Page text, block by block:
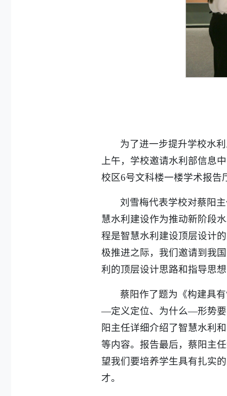
为了进一步提升学校水
上午，学校邀请水利部信息
校区6号文科楼一楼学术报告
刘雪梅代表学校对蔡阳
慧水利建设作为推动新阶段
程是智慧水利建设顶层设计
极推进之际，我们邀请到我
利的顶层设计思路和指导思
蔡阳作了题为《构建具
—定义定位、为什么—形势
阳主任详细介绍了智慧水利
等内容。报告最后，蔡阳主
望我们要培养学生具有扎实
才。